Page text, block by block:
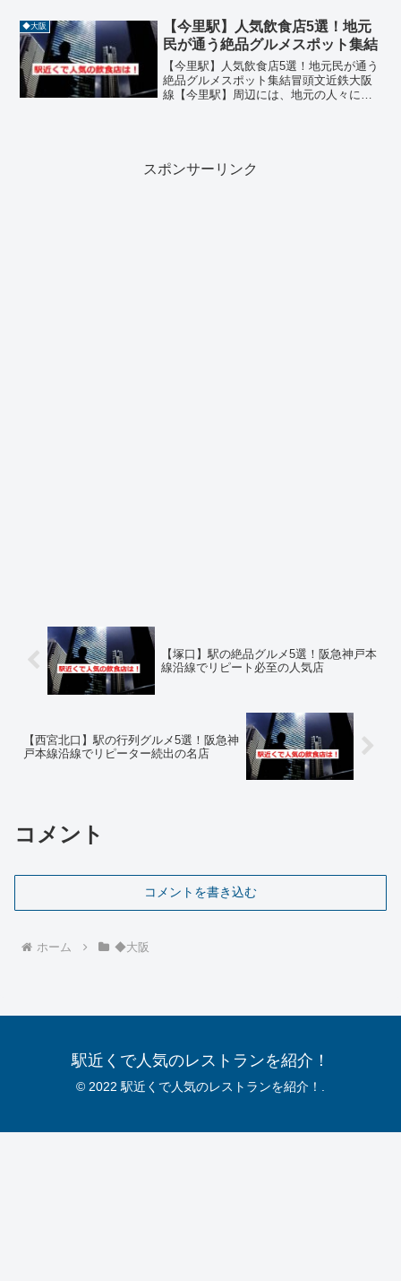
と食事を楽しみたい方に最適です。住宅
街の中にひっそりと...
◆大阪
【今里駅】人気飲食店5選！地元
民が通う絶品グルメスポット集結
【今里駅】人気飲食店5選！地元民が通う
絶品グルメスポット集結冒頭文近鉄大阪
線【今里駅】周辺には、地元の人々に愛
スポンサーリンク
【塚口】駅の絶品グルメ5選！阪急神戸本
線沿線でリピート必至の人気店
【西宮北口】駅の行列グルメ5選！阪急神
戸本線沿線でリピーター続出の名店
コメント
コメントを書き込む
ホーム ◆大阪
駅近くで人気のレストランを紹介！
© 2022 駅近くで人気のレストランを紹介！.